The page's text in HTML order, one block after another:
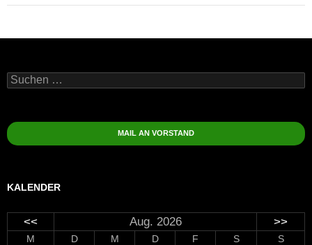
Suchen
nach:
MAIL AN VORSTAND
KALENDER
<< Aug. 2026 >>
M D M D F S
S